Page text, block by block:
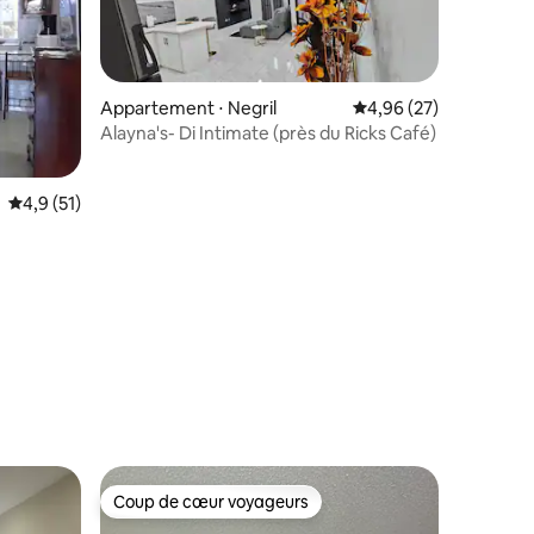
: 4,99 sur 5
Évaluation moyenne sur la base de 51 commentaires : 4,9 sur 5
4,9 (51)
Appartement ⋅ Negril Évaluation moyenne
4,96 (27)
Alayna's- Di Intimate (près du Ricks Café)
Coup de cœur voyageurs
Coup de cœur voyageurs